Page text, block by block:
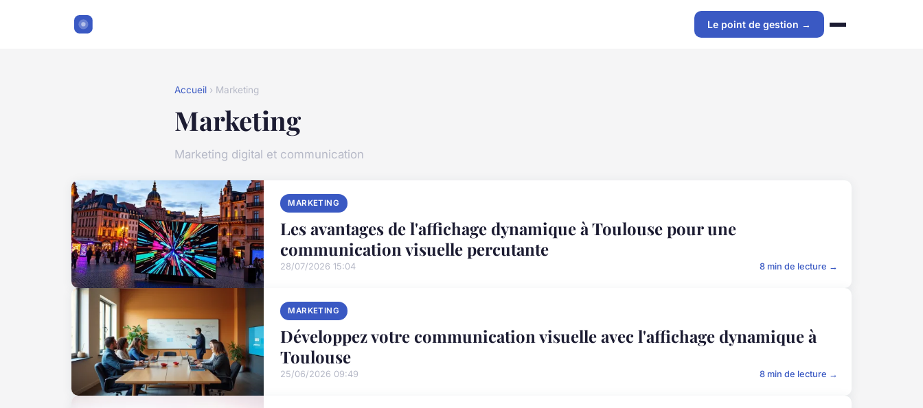
Le point de gestion →
Accueil › Marketing
Marketing
Marketing digital et communication
MARKETING
Les avantages de l'affichage dynamique à Toulouse pour une
communication visuelle percutante
28/07/2026 15:04 8 min de lecture →
MARKETING
Développez votre communication visuelle avec l'affichage dynamique à
Toulouse
25/06/2026 09:49 8 min de lecture →